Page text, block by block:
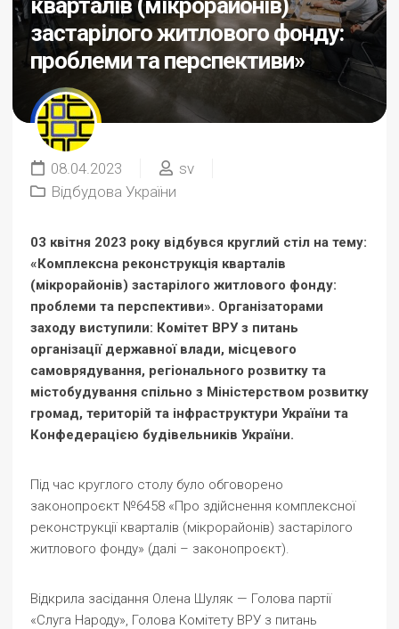
кварталів (мікрорайонів)
застарілого житлового фонду:
проблеми та перспективи»
08.04.2023
sv
Відбудова України
03 квітня 2023 року відбувся круглий стіл на тему:
«Комплексна реконструкція кварталів
(мікрорайонів) застарілого житлового фонду:
проблеми та перспективи». Організаторами
заходу виступили: Комітет ВРУ з питань
організації державної влади, місцевого
самоврядування, регіонального розвитку та
містобудування спільно з Міністерством розвитку
громад, територій та інфраструктури України та
Конфедерацією будівельників України.
Під час круглого столу було обговорено
законопроєкт №6458 «Про здійснення комплексної
реконструкції кварталів (мікрорайонів) застарілого
житлового фонду» (далі – законопроєкт).
Відкрила засідання Олена Шуляк — Голова партії
«Слуга Народу», Голова Комітету ВРУ з питань